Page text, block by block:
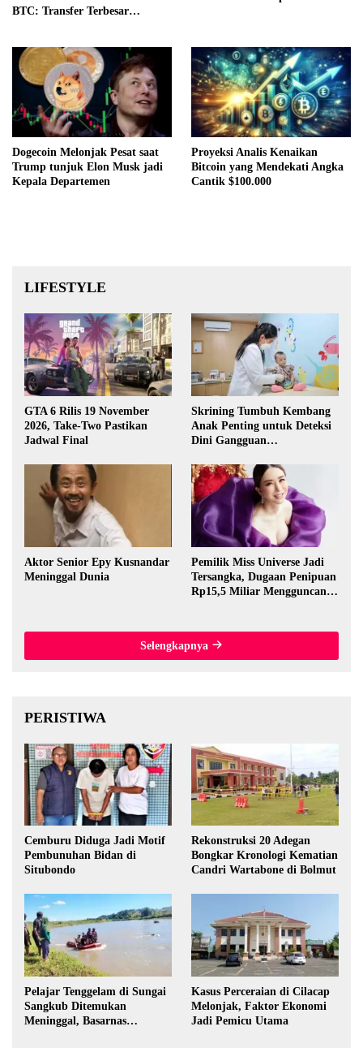
BTC: Transfer Terbesar
Dogecoin Melonjak Pesat saat
Trump tunjuk Elon Musk jadi
Kepala Departemen
Proyeksi Analis Kenaikan
Bitcoin yang Mendekati Angka
Cantik $100.000
LIFESTYLE
GTA 6 Rilis 19 November
2026, Take-Two Pastikan
Jadwal Final
Skrining Tumbuh Kembang
Anak Penting untuk Deteksi
Dini Gangguan
Aktor Senior Epy Kusnandar
Meninggal Dunia
Pemilik Miss Universe Jadi
Tersangka, Dugaan Penipuan
Rp15,5 Miliar Mengguncang
Selengkapnya
PERISTIWA
Cemburu Diduga Jadi Motif
Pembunuhan Bidan di
Situbondo
Rekonstruksi 20 Adegan
Bongkar Kronologi Kematian
Candri Wartabone di Bolmut
Pelajar Tenggelam di Sungai
Sangkub Ditemukan
Meninggal, Basarnas
Kasus Perceraian di Cilacap
Melonjak, Faktor Ekonomi
Jadi Pemicu Utama